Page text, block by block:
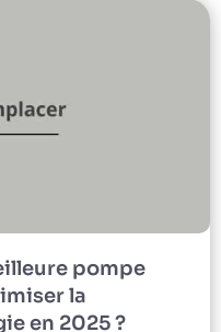
pompe
la
en 2025 ?